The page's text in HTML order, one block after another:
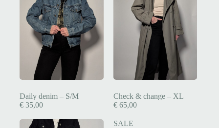
Daily denim – S/M
€ 35,00
Check & change – XL
€65,00
SALE